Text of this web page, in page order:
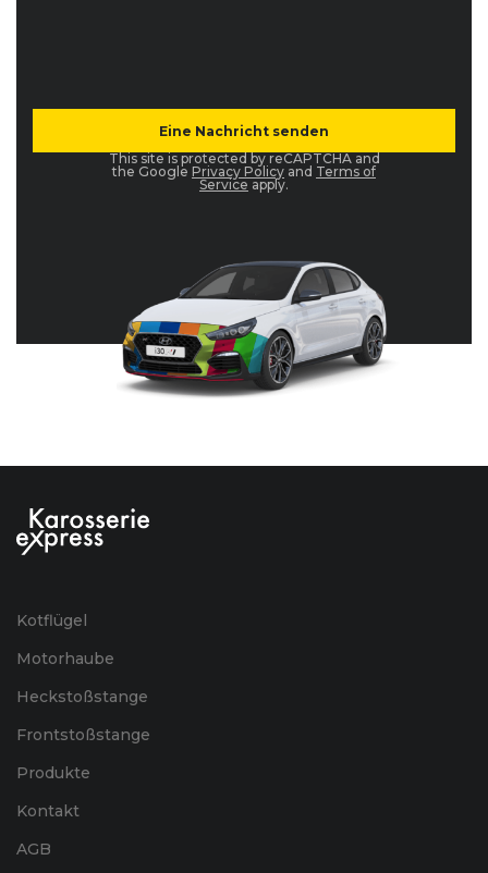
This site is protected by reCAPTCHA and
the Google Privacy Policy and Terms of
Service apply.
Kotflügel
Motorhaube
Heckstoßstange
Frontstoßstange
Produkte
Kontakt
AGB